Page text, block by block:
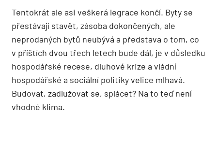
Tentokrát ale asi veškerá legrace končí. Byty se
přestávají stavět, zásoba dokončených, ale
neprodaných bytů neubývá a představa o tom, co
v příštích dvou třech letech bude dál, je v důsledku
hospodářské recese, dluhové krize a vládní
hospodářské a sociální politiky velice mlhavá.
Budovat, zadlužovat se, splácet? Na to teď není
vhodné klima.